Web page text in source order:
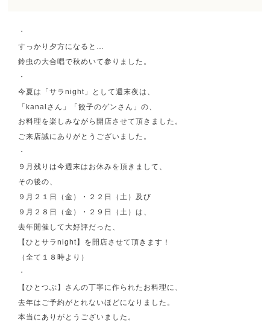
・
すっかり夕方になると…
鈴虫の大合唱で秋めいて参りました。
・
今夏は「サラnight」として週末夜は、
「kanalさん」「餃子のゲンさん」の、
お料理を楽しみながら開店させて頂きました。
ご来店誠にありがとうございました。
・
９月残りは今週末はお休みを頂きまして、
その後の、
９月２１日（金）・２２日（土）及び
９月２８日（金）・２９日（土）は、
去年開催して大好評だった、
【ひとサラnight】を開店させて頂きます！
（全て１８時より）
・
【ひとつぶ】さんの丁寧に作られたお料理に、
去年はご予約がとれないほどになりました。
本当にありがとうございました。